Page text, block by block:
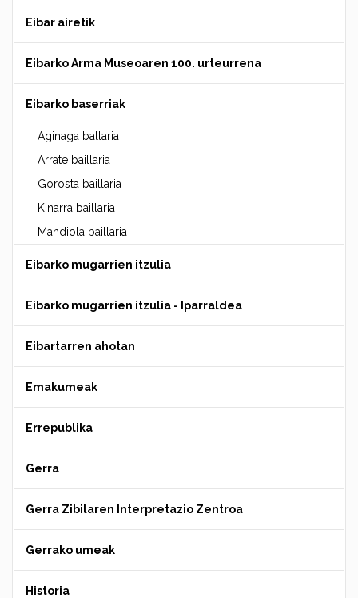
Eibar airetik
Eibarko Arma Museoaren 100. urteurrena
Eibarko baserriak
Aginaga ballaria
Arrate baillaria
Gorosta baillaria
Kinarra baillaria
Mandiola baillaria
Eibarko mugarrien itzulia
Eibarko mugarrien itzulia - Iparraldea
Eibartarren ahotan
Emakumeak
Errepublika
Gerra
Gerra Zibilaren Interpretazio Zentroa
Gerrako umeak
Historia